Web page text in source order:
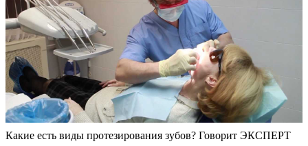
Какие есть виды протезирования зубов? Говорит ЭКСПЕРТ